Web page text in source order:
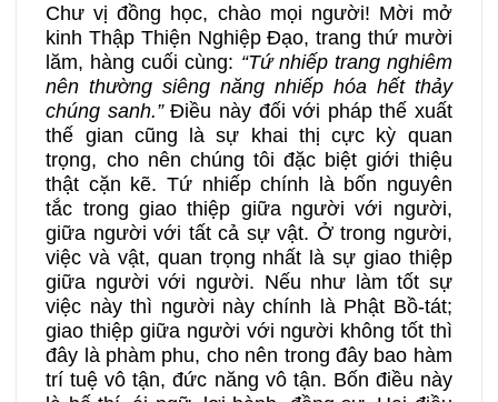
Chư vị đồng học, chào mọi người! Mời mở
kinh Thập Thiện Nghiệp Đạo, trang thứ mười
lăm, hàng cuối cùng: “Tứ nhiếp trang nghiêm
nên thường siêng năng nhiếp hóa hết thảy
chúng sanh.”Điều này đối với pháp thế xuất
thế gian cũng là sự khai thị cực kỳ quan
trọng, cho nên chúng tôi đặc biệt giới thiệu
thật cặn kẽ. Tứ nhiếp chính là bốn nguyên
tắc trong giao thiệp giữa người với người,
giữa người với tất cả sự vật. Ở trong người,
việc và vật, quan trọng nhất là sự giao thiệp
giữa người với người. Nếu như làm tốt sự
việc này thì người này chính là Phật Bồ-tát;
giao thiệp giữa người với người không tốt thì
đây là phàm phu, cho nên trong đây bao hàm
trí tuệ vô tận, đức năng vô tận. Bốn điều này